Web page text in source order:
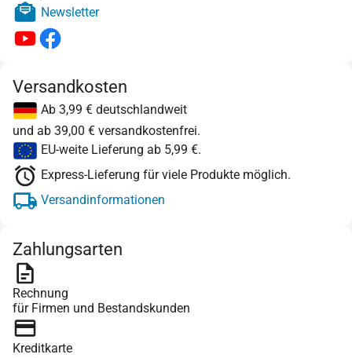
Newsletter
Versandkosten
Ab 3,99 € deutschlandweit
und ab 39,00 € versandkostenfrei.
EU-weite Lieferung ab 5,99 €.
Express-Lieferung für viele Produkte möglich.
Versandinformationen
Zahlungsarten
Rechnung
für Firmen und Bestandskunden
Kreditkarte